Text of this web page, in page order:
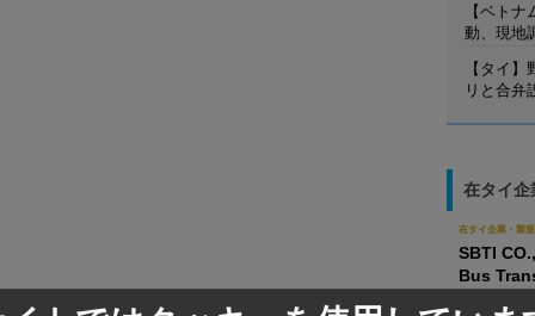
【ベト
動、現地
【タイ
リと合弁
在タイ企
在タイ企業・製
SBTI
Bus